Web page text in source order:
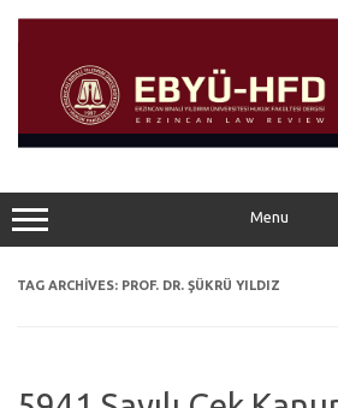
content
Menu
TAG ARCHIVES: PROF. DR. ŞÜKRÜ YILDIZ